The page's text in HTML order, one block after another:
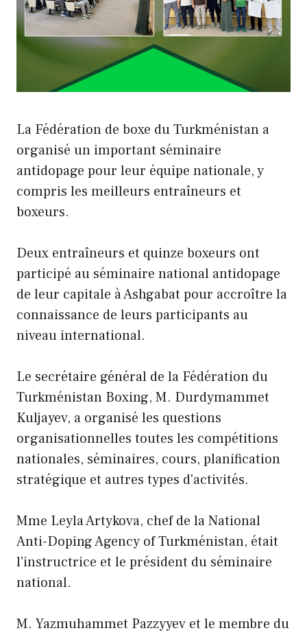
La Fédération de boxe du Turkménistan a
organisé un important séminaire
antidopage pour leur équipe nationale, y
compris les meilleurs entraîneurs et
boxeurs.
Deux entraîneurs et quinze boxeurs ont
participé au séminaire national antidopage
de leur capitale à Ashgabat pour accroître la
connaissance de leurs participants au
niveau international.
Le secrétaire général de la Fédération du
Turkménistan Boxing, M. Durdymammet
Kuljayev, a organisé les questions
organisationnelles toutes les compétitions
nationales, séminaires, cours, planification
stratégique et autres types d'activités.
Mme Leyla Artykova, chef de la National
Anti-Doping Agency of Turkménistan, était
l'instructrice et le président du séminaire
national.
M. Yazmuhammet Pazzyyev et le membre du